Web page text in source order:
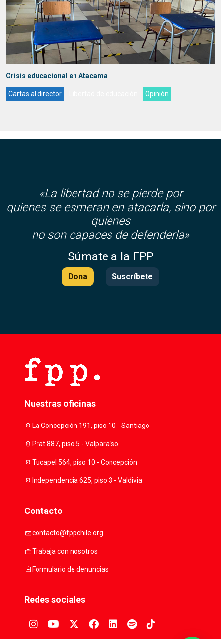
Crisis educacional en Atacama
Cartas al director Opinión
«La libertad no se pierde por
quienes se esmeran en atacarla, sino por
quienes
no son capaces de defenderla»
Súmate a la FPP
Dona Suscríbete
Nuestras oficinas
location_onLa Concepción 191, piso 10 - Santiago
location_onPrat 887, piso 5 - Valparaíso
location_onTucapel 564, piso 10 - Concepción
location_onIndependencia 625, piso 3 - Valdivia
Contacto
mailcontacto@fppchile.org
workTrabaja con nosotros
assignmentFormulario de denuncias
Redes sociales